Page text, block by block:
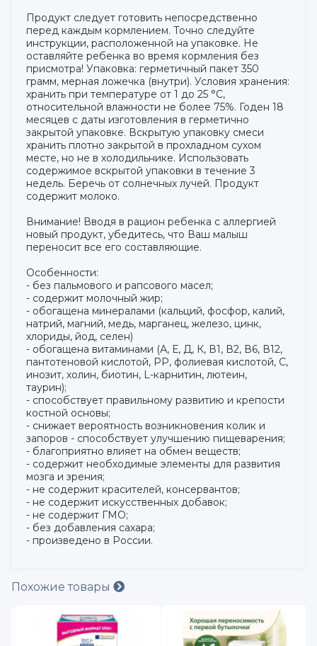
Продукт следует готовить непосредственно
перед каждым кормлением. Точно следуйте
инструкции, расположенной на упаковке. Не
оставляйте ребенка во время кормления без
присмотра! Упаковка: герметичный пакет 350
грамм, мерная ложечка (внутри). Условия хранения:
хранить при температуре от 1 до 25 °С,
относительной влажности не более 75%. Годен 18
месяцев с даты изготовления в герметично
закрытой упаковке. Вскрытую упаковку смеси
хранить плотно закрытой в прохладном сухом
месте, но не в холодильнике. Использовать
содержимое вскрытой упаковки в течение 3
недель. Беречь от солнечных лучей. Продукт
содержит молоко.
Внимание! Вводя в рацион ребенка с аллергией
новый продукт, убедитесь, что Ваш малыш
переносит все его составляющие.
Особенности:
- без пальмового и рапсового масел;
- содержит молочный жир;
- обогащена минералами (кальций, фосфор, калий,
натрий, магний, медь, марганец, железо, цинк,
хлориды, йод, селен)
- обогащена витаминами (А, Е, Д, К, В1, В2, В6, В12,
пантотеновой кислотой, РР, фолиевая кислотой, С,
инозит, холин, биотин, L-карнитин, лютеин,
таурин);
- способствует правильному развитию и крепости
костной основы;
- снижает вероятность возникновения колик и
запоров - способствует улучшению пищеварения;
- благоприятно влияет на обмен веществ;
- содержит необходимые элементы для развития
мозга и зрения;
- не содержит красителей, консервантов;
- не содержит искусственных добавок;
- не содержит ГМО;
- без добавления сахара;
- произведено в России.
Похожие товары